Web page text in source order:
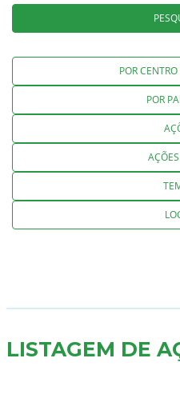
POR
POR
LISTAGEM DE